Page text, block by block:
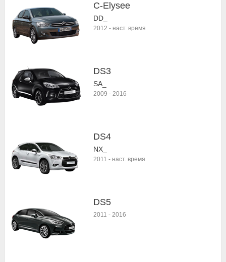
C-Elysee
DD_
2012 - наст. время
DS3
SA_
2009 - 2016
DS4
NX_
2011 - наст. время
DS5
2011 - 2016